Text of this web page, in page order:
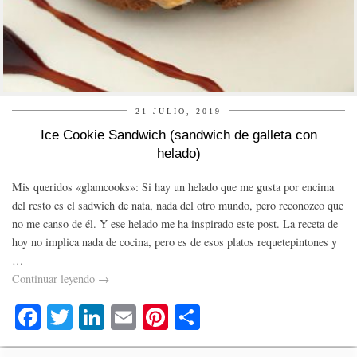
21 JULIO, 2019
Ice Cookie Sandwich (sandwich de galleta con
helado)
Mis queridos «glamcooks»: Si hay un helado que me gusta por encima
del resto es el sadwich de nata, nada del otro mundo, pero reconozco que
no me canso de él. Y ese helado me ha inspirado este post. La receta de
hoy no implica nada de cocina, pero es de esos platos requetepintones y
…
Continuar leyendo →
Fa
ce
T
wi
Li
nk
E
m
Pi
nt o